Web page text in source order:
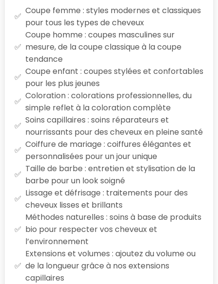
Coupe femme : styles modernes et classiques
pour tous les types de cheveux
Coupe homme : coupes masculines sur
mesure, de la coupe classique à la coupe
tendance
Coupe enfant : coupes stylées et confortables
pour les plus jeunes
Coloration : colorations professionnelles, du
simple reflet à la coloration complète
Soins capillaires : soins réparateurs et
nourrissants pour des cheveux en pleine santé
Coiffure de mariage : coiffures élégantes et
personnalisées pour un jour unique
Taille de barbe : entretien et stylisation de la
barbe pour un look soigné
Lissage et défrisage : traitements pour des
cheveux lisses et brillants
Méthodes naturelles : soins à base de produits
bio pour respecter vos cheveux et
l’environnement
Extensions et volumes : ajoutez du volume ou
de la longueur grâce à nos extensions
capillaires